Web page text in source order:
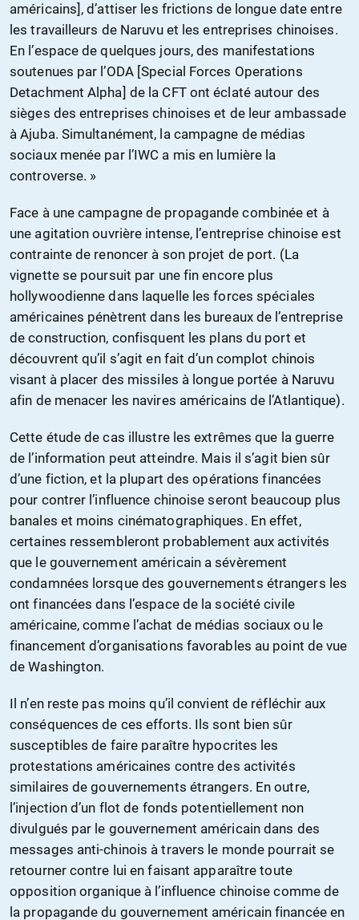
américains], d’attiser les frictions de longue date entre
les travailleurs de Naruvu et les entreprises chinoises.
En l’espace de quelques jours, des manifestations
soutenues par l’ODA [Special Forces Operations
Detachment Alpha] de la CFT ont éclaté autour des
sièges des entreprises chinoises et de leur ambassade
à Ajuba. Simultanément, la campagne de médias
sociaux menée par l’IWC a mis en lumière la
controverse. »
Face à une campagne de propagande combinée et à
une agitation ouvrière intense, l’entreprise chinoise est
contrainte de renoncer à son projet de port. (La
vignette se poursuit par une fin encore plus
hollywoodienne dans laquelle les forces spéciales
américaines pénètrent dans les bureaux de l’entreprise
de construction, confisquent les plans du port et
découvrent qu’il s’agit en fait d’un complot chinois
visant à placer des missiles à longue portée à Naruvu
afin de menacer les navires américains de l’Atlantique).
Cette étude de cas illustre les extrêmes que la guerre
de l’information peut atteindre. Mais il s’agit bien sûr
d’une fiction, et la plupart des opérations financées
pour contrer l’influence chinoise seront beaucoup plus
banales et moins cinématographiques. En effet,
certaines ressembleront probablement aux activités
que le gouvernement américain a sévèrement
condamnées lorsque des gouvernements étrangers les
ont financées dans l’espace de la société civile
américaine, comme l’achat de médias sociaux ou le
financement d’organisations favorables au point de vue
de Washington.
Il n’en reste pas moins qu’il convient de réfléchir aux
conséquences de ces efforts. Ils sont bien sûr
susceptibles de faire paraître hypocrites les
protestations américaines contre des activités
similaires de gouvernements étrangers. En outre,
l’injection d’un flot de fonds potentiellement non
divulgués par le gouvernement américain dans des
messages anti-chinois à travers le monde pourrait se
retourner contre lui en faisant apparaître toute
opposition organique à l’influence chinoise comme de
la propagande du gouvernement américain financée en